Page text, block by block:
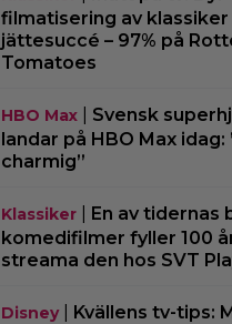
filmatisering av klassiker
jättesuccé – 97% på
Tomatoes
HBO Max| Svensk
landar på HBO Max idag:
charmig”
Klassiker| En av tidernas
komedifilmer fyller 100
streama den hos SVT
Disney| Kvällens tv-tips: